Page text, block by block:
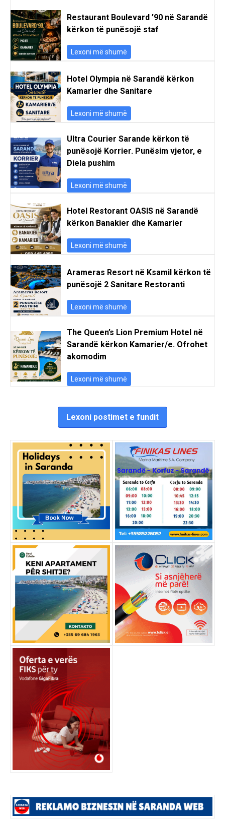
Restaurant Boulevard ’90 në Sarandë
kërkon të punësojë staf
Lexoni më shumë
Hotel Olympia në Sarandë kërkon
Kamarier dhe Sanitare
Lexoni më shumë
Ultra Courier Sarande kërkon të
punësojë Korrier. Punësim vjetor, e
Diela pushim
Lexoni më shumë
Hotel Restorant OASIS në Sarandë
kërkon Banakier dhe Kamarier
Lexoni më shumë
Arameras Resort në Ksamil kërkon të
punësojë 2 Sanitare Restoranti
Lexoni më shumë
The Queen’s Lion Premium Hotel në
Sarandë kërkon Kamarier/e. Ofrohet
akomodim
Lexoni më shumë
Lexoni postimet e fundit